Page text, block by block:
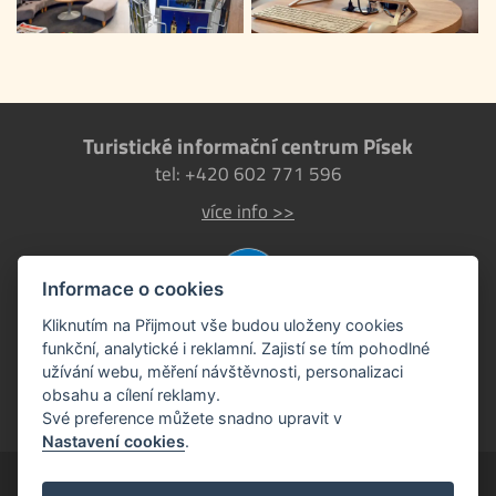
Turistické informační centrum Písek
tel: +420 602 771 596
více info >>
Písek EU
Informace o cookies
Kliknutím na Přijmout vše budou uloženy cookies
funkční, analytické i reklamní. Zajistí se tím pohodlné
užívání webu, měření návštěvnosti, personalizaci
obsahu a cílení reklamy.
Své preference můžete snadno upravit v
Nastavení cookies.